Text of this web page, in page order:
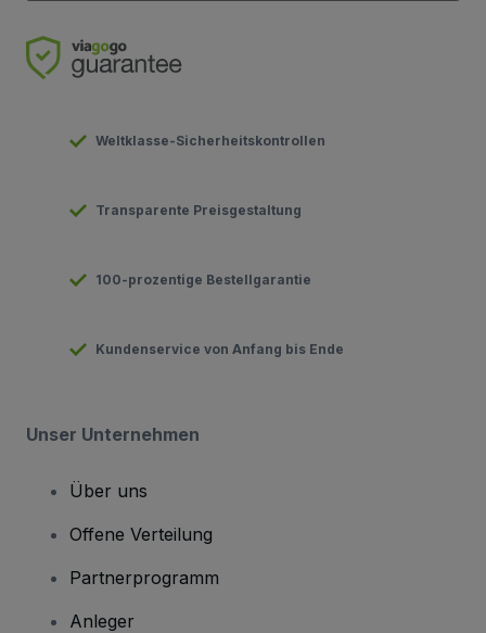
Weltklasse-Sicherheitskontrollen
Transparente Preisgestaltung
100-prozentige Bestellgarantie
Kundenservice von Anfang bis Ende
Unser Unternehmen
Über uns
Offene Verteilung
Partnerprogramm
Anleger